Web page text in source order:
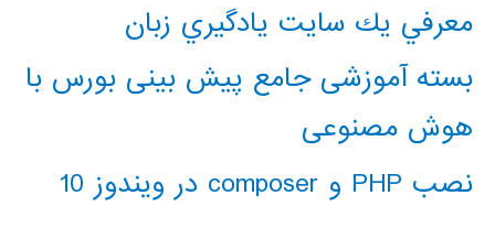
معرفي يك سايت يادگيري زبان
بسته آموزشی جامع پیش بینی بورس با
هوش مصنوعی
نصب PHP و composer در ویندوز 10